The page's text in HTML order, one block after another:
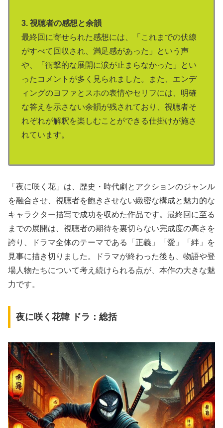
3. 視聴者の感想と余韻
最終回に寄せられた感想には、「これまでの伏線
がすべて回収され、満足感があった」という声
や、「衝撃的な展開に涙が止まらなかった」とい
ったコメントが多く見られました。また、エンデ
ィングのヨファとスホの表情やセリフには、明確
な答えを示さない余韻が残されており、視聴者そ
れぞれが解釈を楽しむことができる仕掛けが施さ
れています。
「夜に咲く花」は、歴史・時代劇とアクションのジャンル
を融合させ、視聴者を飽きさせない緻密な構成と魅力的な
キャラクター描写で成功を収めた作品です。最終回に至る
までの展開は、視聴者の期待を裏切らない完成度の高さを
誇り、ドラマ全体のテーマである「正義」「愛」「絆」を
見事に描き切りました。ドラマが終わった後も、物語や登
場人物たちについて考え続けられる点が、本作の大きな魅
力です。
夜に咲く花韓 ドラ：総括